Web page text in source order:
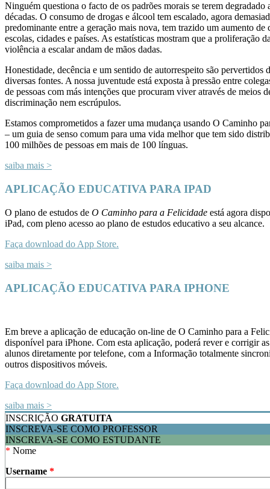
Ninguém questiona o facto de os padrões morais se terem degradado
décadas. O consumo de drogas e álcool tem escalado, agora
predominante entre a geração mais nova, tem trazido um aumento de
escolas, cidades e países. As estatísticas mostram que a proliferação
violência a escalar andam de mãos dadas.
Honestidade, decência e um sentido de autorrespeito são pervertidos
diversas fontes. A nossa juventude está exposta à pressão entre
de pessoas com más intenções que procuram viver através de meios
discriminação nem escrúpulos.
Estamos comprometidos a fazer uma mudança usando O Caminho
– um guia de senso comum para uma vida melhor que tem sido
100 milhões de pessoas em mais de 100 línguas.
saiba mais >
APLICAÇÃO EDUCATIVA PARA IPAD
O plano de estudos de O Caminho para a Felicidade está agora
iPad, com pleno acesso ao plano de estudos educativo a seu alcance.
Faça download do App Store.
saiba mais >
APLICAÇÃO EDUCATIVA PARA IPHONE
Em breve a aplicação de educação on-line de O Caminho para a
disponível para iPhone. Com esta aplicação, poderá rever e corrigir
alunos diretamente por telefone, com a Informação totalmente
outros dispositivos móveis.
Faça download do App Store.
saiba mais >
INSCRIÇÃO GRATUITA
INSCREVA-SE COMO PROFESSOR
INSCREVA-SE COMO ESTUDANTE
* Nome
Username *